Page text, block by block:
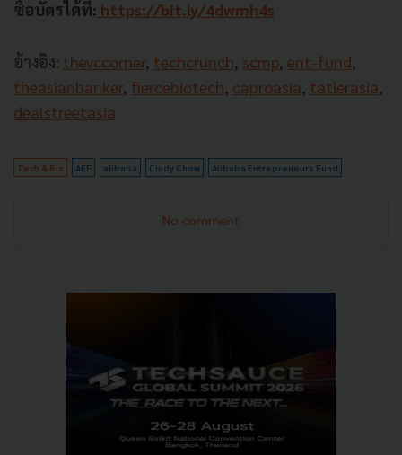
ซื้อบัตรได้ที่: https://bit.ly/4dwmh4s
อ้างอิง: thevccorner, techcrunch, scmp, ent-fund,
theasianbanker, fiercebiotech, caproasia, tatlerasia,
dealstreetasia
Tech & Biz AEF alibaba Cindy Chow Alibaba Entrepreneurs Fund
No comment